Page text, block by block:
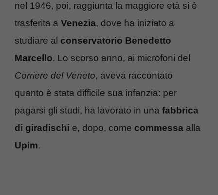
nel 1946, poi, raggiunta la maggiore età si è
trasferita a Venezia, dove ha iniziato a
studiare al conservatorio Benedetto
Marcello. Lo scorso anno, ai microfoni del
Corriere del Veneto, aveva raccontato
quanto è stata difficile sua infanzia: per
pagarsi gli studi, ha lavorato in una fabbrica
di giradischi e, dopo, come commessa alla
Upim.